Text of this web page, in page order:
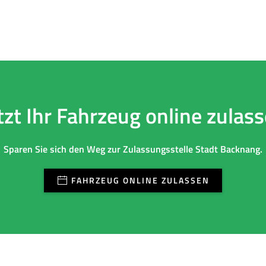
Ihr Fahrzeug online
Sparen Sie sich den Weg zur Zulassungsstelle Stadt Backnang.
FAHRZEUG ONLINE ZULASSEN